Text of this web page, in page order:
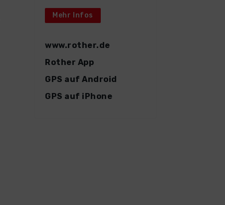
Mehr Infos
www.rother.de
Rother App
GPS auf Android
GPS auf iPhone